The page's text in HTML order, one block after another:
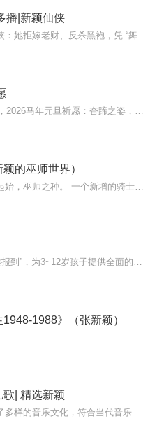
播|新颖仙侠
的巫师世界）
1948-1988》（张新颖）
| 精选新颖